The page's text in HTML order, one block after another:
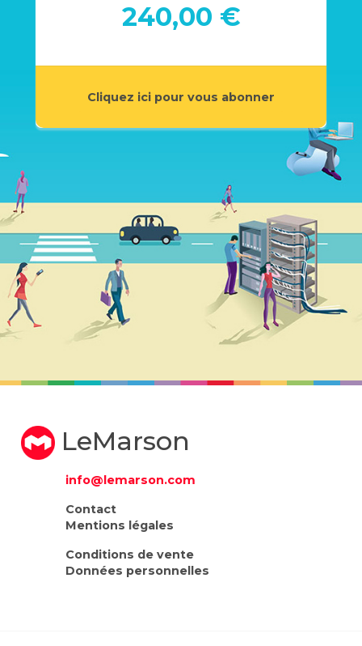
240,00 €
Cliquez ici pour vous abonner
LeMarson
info@lemarson.com
Contact
Mentions légales
Conditions de vente
Données personnelles